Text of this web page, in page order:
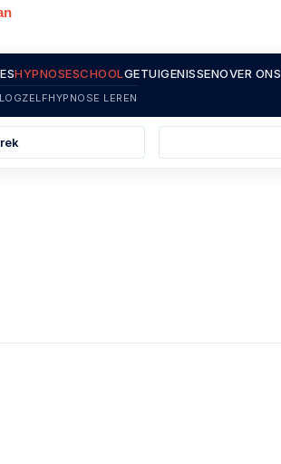
HYPNOSESCHOOLGETUIGENISSENOVER ONS
ZELFHYPNOSE LEREN